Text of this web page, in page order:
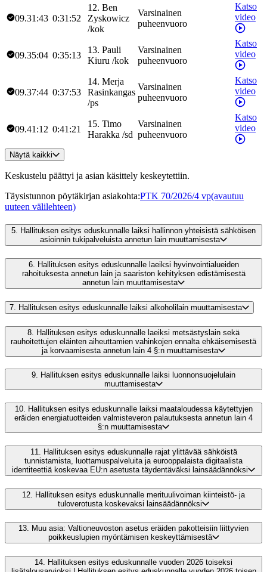
09.31:43 0:31:52
12. Ben
Zyskowicz
/kok
Varsinainen
puheenvuoro
Katso
video
09.35:04 0:35:13
13. Pauli
Kiuru /kok
Varsinainen
puheenvuoro
Katso
video
09.37:44 0:37:53
14. Merja
Rasinkangas
/ps
Varsinainen
puheenvuoro
Katso
video
09.41:12 0:41:21
15. Timo
Harakka /sd
Varsinainen
puheenvuoro
Katso
video
Näytä kaikki
Keskustelu päättyi ja asian käsittely keskeytettiin.
Täysistunnon pöytäkirjan asiakohta:PTK 70/2026/4 vp(avautuu
uuteen välilehteen)
5. Hallituksen esitys eduskunnalle laiksi hallinnon yhteisistä sähköisen
asioinnin tukipalveluista annetun lain muuttamisesta
6. Hallituksen esitys eduskunnalle laeiksi hyvinvointialueiden
rahoituksesta annetun lain ja saariston kehityksen edistämisestä
annetun lain muuttamisesta
7. Hallituksen esitys eduskunnalle laiksi alkoholilain muuttamisesta
8. Hallituksen esitys eduskunnalle laeiksi metsästyslain sekä
rauhoitettujen eläinten aiheuttamien vahinkojen ennalta ehkäisemisestä
ja korvaamisesta annetun lain 4 §:n muuttamisesta
9. Hallituksen esitys eduskunnalle laiksi luonnonsuojelulain
muuttamisesta
10. Hallituksen esitys eduskunnalle laiksi maataloudessa käytettyjen
eräiden energiatuotteiden valmisteveron palautuksesta annetun lain 4
§:n muuttamisesta
11.
Hallituksen esitys eduskunnalle rajat ylittävää sähköistä
tunnistamista, luottamuspalveluita ja eurooppalaista digitaalista
identiteettiä koskevaa EU:n asetusta täydentäväksi lainsäädännöksi
12. Hallituksen esitys eduskunnalle merituulivoiman kiinteistö- ja
tuloverotusta koskevaksi lainsäädännöksi
13. Muu asia: Valtioneuvoston asetus eräiden pakotteisiin liittyvien
poikkeuslupien myöntämisen keskeyttämisestä
14.
Hallituksen esitys eduskunnalle vuoden 2026 toiseksi